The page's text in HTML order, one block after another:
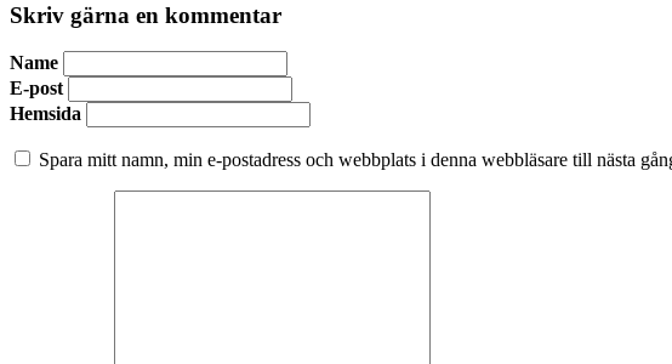
Skriv gärna en kommentar
Name
E-post
Hemsida
Spara mitt namn, min e-postadress och webbplats i denna webbläsare till nästa